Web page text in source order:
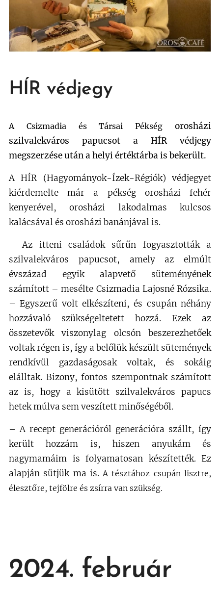
HÍR védjegy
A Csizmadia és Társai Pékség orosházi
szilvalekváros papucsot a HÍR védjegy
megszerzése után a helyi értéktárba is bekerült.
A HÍR (Hagyományok-Ízek-Régiók) védjegyet
kiérdemelte már a pékség orosházi fehér
kenyerével, orosházi lakodalmas kulcsos
kalácsával és orosházi banánjával is.
– Az itteni családok sűrűn fogyasztották a
szilvalekváros papucsot, amely az elmúlt
évszázad egyik alapvető süteményének
számított – mesélte Csizmadia Lajosné Rózsika.
– Egyszerű volt elkészíteni, és csupán néhány
hozzávaló szükségeltetett hozzá. Ezek az
összetevők viszonylag olcsón beszerezhetőek
voltak régen is, így a belőlük készült sütemények
rendkívül gazdaságosak voltak, és sokáig
elálltak. Bizony, fontos szempontnak számított
az is, hogy a kisütött szilvalekváros papucs
hetek múlva sem veszített minőségéből.
– A recept generációról generációra szállt, így
került hozzám is, hiszen anyukám és
nagymamáim is folyamatosan készítették. Ez
alapján sütjük ma is.Atésztához csupán lisztre,
élesztőre, tejfölre és zsírra van szükség.
2024. február